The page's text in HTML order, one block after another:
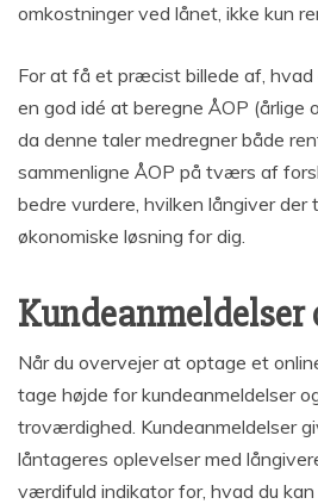
omkostninger ved lånet, ikke kun
For at få et præcist billede af,
en god idé at beregne ÅOP (årlige
da denne taler medregner både
sammenligne ÅOP på tværs af
bedre vurdere, hvilken långiver der
økonomiske løsning for dig.
Når du overvejer at optage et
tage højde for kundeanmeldelser
troværdighed. Kundeanmeldelser
låntageres oplevelser med
værdifuld indikator for, hvad du